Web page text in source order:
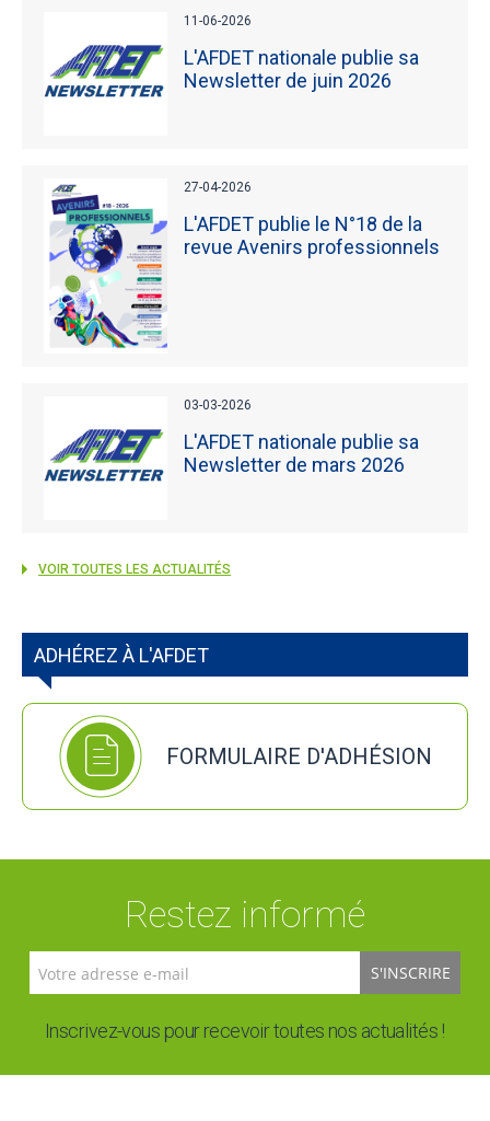
11-06-2026
L'AFDET nationale publie sa
Newsletter de juin 2026
27-04-2026
L'AFDET publie le N°18 de la
revue Avenirs professionnels
03-03-2026
L'AFDET nationale publie sa
Newsletter de mars 2026
VOIR TOUTES LES ACTUALITÉS
ADHÉREZ À L'AFDET
FORMULAIRE D'ADHÉSION
Restez informé
S'INSCRIRE
Inscrivez-vous pour recevoir toutes nos actualités !